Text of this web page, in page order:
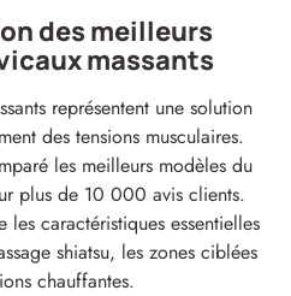
des meilleurs
massants
représentent une solution
des tensions musculaires.
les meilleurs modèles du
plus de 10 000 avis clients.
caractéristiques essentielles
shiatsu, les zones ciblées
chauffantes.